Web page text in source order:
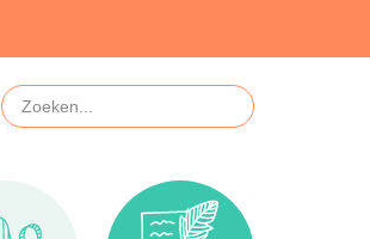
Zoeken